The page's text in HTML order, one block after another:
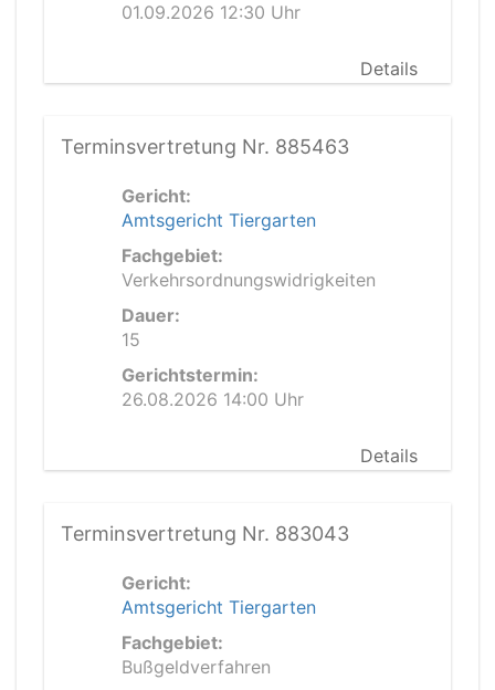
01.09.2026 12:30 Uhr
Details
Terminsvertretung Nr. 885463
Gericht:
Amtsgericht Tiergarten
Fachgebiet:
Verkehrsordnungswidrigkeiten
Dauer:
15
Gerichtstermin:
26.08.2026 14:00 Uhr
Details
Terminsvertretung Nr. 883043
Gericht:
Amtsgericht Tiergarten
Fachgebiet:
Bußgeldverfahren